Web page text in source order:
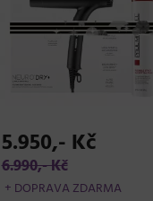
5.950,- Kč
6.990,- Kč
+ DOPRAVA ZDARMA